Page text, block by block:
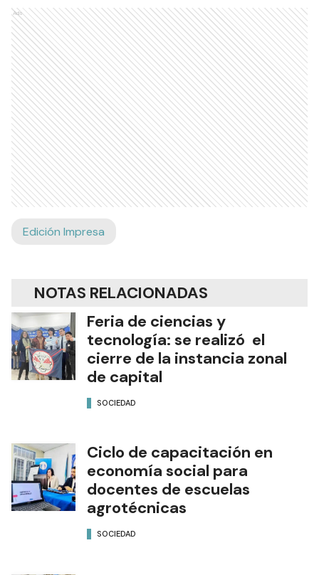
Ads
Edición Impresa
NOTAS RELACIONADAS
Feria de ciencias y
tecnología: se realizó el
cierre de la instancia zonal
de capital
SOCIEDAD
Ciclo de capacitación en
economía social para
docentes de escuelas
agrotécnicas
SOCIEDAD